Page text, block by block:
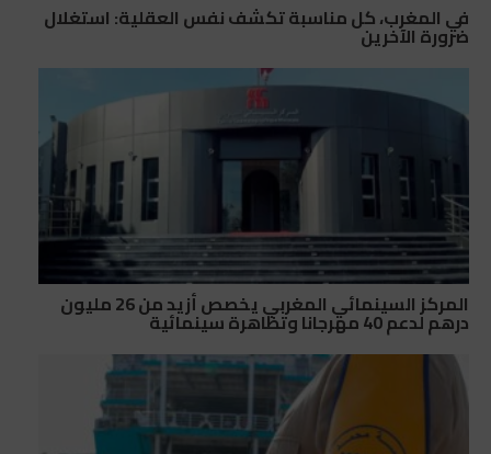
في المغرب، كل مناسبة تكشف نفس العقلية: استغلال
ضرورة الآخرين
المركز السينمائي المغربي يخصص أزيد من 26 مليون
درهم لدعم 40 مهرجانا وتظاهرة سينمائية